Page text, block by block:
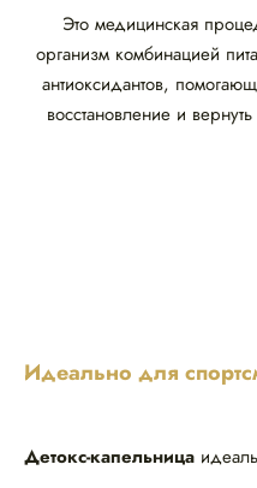
Это медицинская
организм комбинацией
антиоксидантов,
восстановление и
Идеально для
Детокс-капельница